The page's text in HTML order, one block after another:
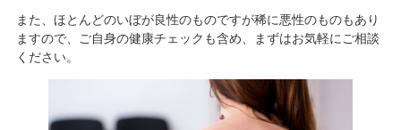
また、ほとんどのいぼが良性のものですが稀に悪性のものもあり
ますので、ご自身の健康チェックも含め、まずはお気軽にご相談
ください。